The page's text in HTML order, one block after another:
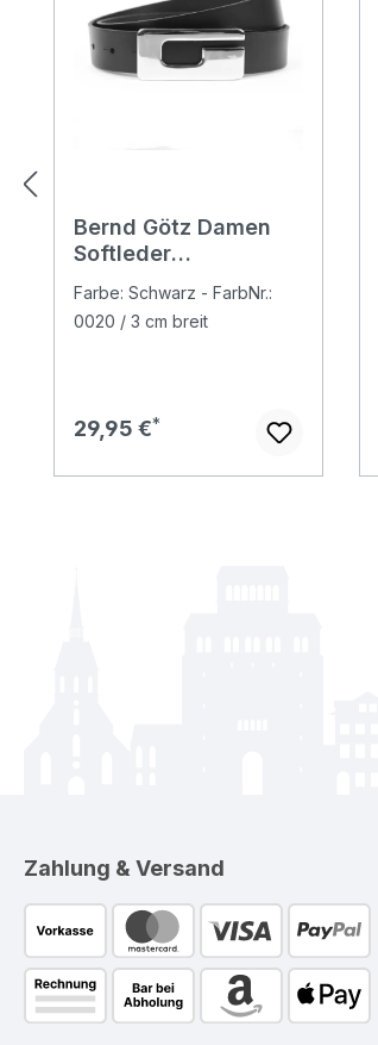
Bernd Götz Damen
Softleder
Farbe: Schwarz - FarbNr.:
0020 / 3 cm breit
Regulärer Preis:
29,95 €
Zahlung & Versand